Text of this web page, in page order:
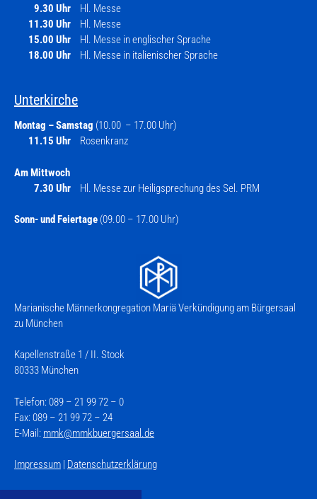
9.30 Uhr
Hl. Messe
11.30 Uhr
Hl. Messe
15.00 Uhr
Hl. Messe in englischer Sprache
18.00 Uhr
Hl. Messe in italienischer Sprache
Unterkirche
Montag – Samstag (10.00 – 17.00 Uhr)
11.15 Uhr
Rosenkranz
Am Mittwoch
7.30 Uhr
Hl. Messe zur Heiligsprechung des Sel. PRM
Sonn- und Feiertage (09.00 – 17.00 Uhr)
Marianische Männerkongregation Mariä Verkündigung am Bürgersaal
zu München
Kapellenstraße 1 / II. Stock
80333 München
Telefon: 089 – 21 99 72 – 0
Fax: 089 – 21 99 72 – 24
E-Mail: mmk@mmkbuergersaal.de
Impressum Datenschutzerklärung